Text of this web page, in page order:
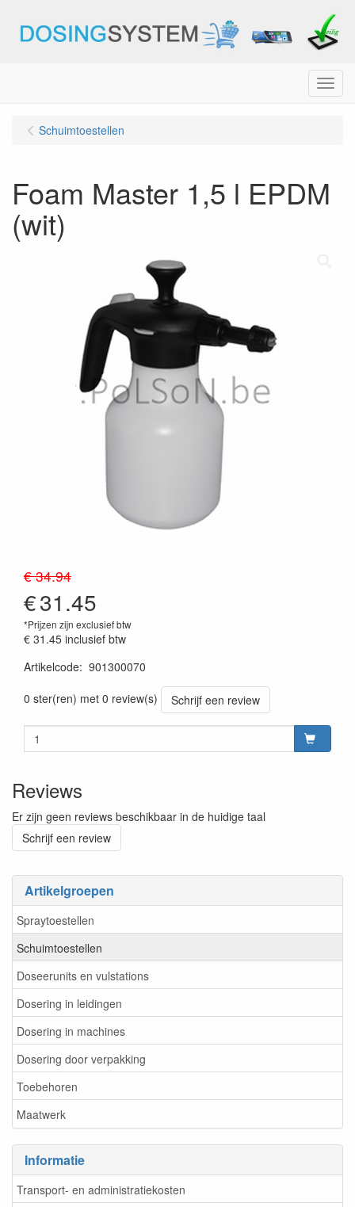
Menu
Artikelgroepen
Spraytoestellen
Schuimtoestellen
Doseerunits en vulstations
Dosering in leidingen
Dosering in machines
Dosering door verpakking
Toebehoren
Maatwerk
Informatie
Transport- en administratiekosten
Schuimtoestellen
Foam Master 1,5 l EPDM
(wit)
€ 34.94
€31.45
*Prijzen zijn exclusief btw
€ 31.45 inclusief btw
Artikelcode: 901300070
0 ster(ren) met 0 review(s)
Schrijf een review
Reviews
Er zijn geen reviews beschikbaar in de huidige taal
Schrijf een review